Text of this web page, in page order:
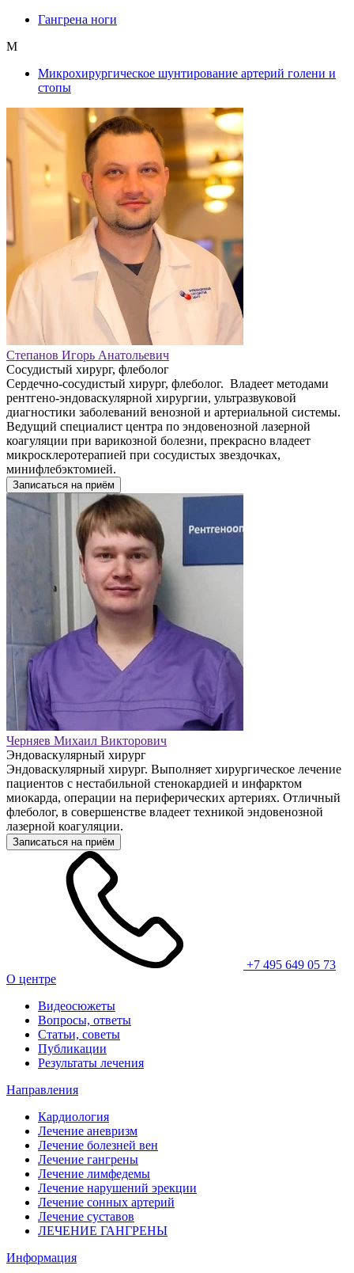
Гангрена ноги
М
Микрохирургическое шунтирование артерий голени и
стопы
Степанов Игорь Анатольевич
Сосудистый хирург, флеболог
Сердечно-сосудистый хирург, флеболог. Владеет методами
рентгено-эндоваскулярной хирургии, ультразвуковой
диагностики заболеваний венозной и артериальной системы.
Ведущий специалист центра по эндовенозной лазерной
коагуляции при варикозной болезни, прекрасно владеет
микросклеротерапией при сосудистых звездочках,
минифлебэктомией.
Записаться на приём
Черняев Михаил Викторович
Эндоваскулярный хирург
Эндоваскулярный хирург. Выполняет хирургическое лечение
пациентов с нестабильной стенокардией и инфарктом
миокарда, операции на периферических артериях. Отличный
флеболог, в совершенстве владеет техникой эндовенозной
лазерной коагуляции.
Записаться на приём
+7 495 649 05 73
О центре
Видеосюжеты
Вопросы, ответы
Статьи, советы
Публикации
Результаты лечения
Направления
Кардиология
Лечение аневризм
Лечение болезней вен
Лечение гангрены
Лечение лимфедемы
Лечение нарушений эрекции
Лечение сонных артерий
Лечение суставов
ЛЕЧЕНИЕ ГАНГРЕНЫ
Информация